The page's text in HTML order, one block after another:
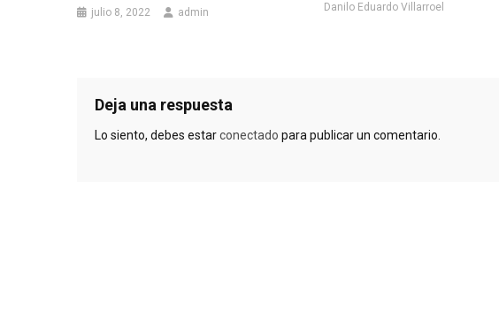
julio 8, 2022 admin
Danilo Eduardo Villarroel
Deja una respuesta
Lo siento, debes estarconectado para publicar un comentario.